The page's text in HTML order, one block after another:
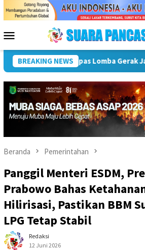
Menu
Mobile
BREAKING NEWS
HUT ke-81 RI Pemkot
Beranda Pemerintahan
Panggil Menteri ESDM,
Prabowo Bahas
Hilirisasi, Pastikan BBM
LPG Tetap Stabil
Redaksi
12 Juni 2026